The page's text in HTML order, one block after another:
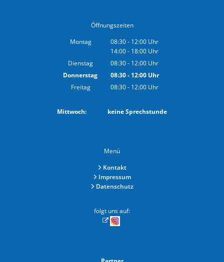
Öffnungszeiten
Montag
08:30- 12:00 Uhr
Von 08:30 bis 12:00 Uhr
14:00- 18:00 Uhr
Von 14:00 bis 18:00 Uhr
Dienstag 08:30- 12:00 Uhr
Von 08:30 bis 12:00 Uhr
Donnerstag 08:30- 12:00Uhr
Von 08:30 bis 12:00 Uhr
Freitag 08:30- 12:00 Uhr
Mittwoch: keine Sprechstunde
Menü
Kontakt
Impressum
Datenschutz
folgt uns auf: